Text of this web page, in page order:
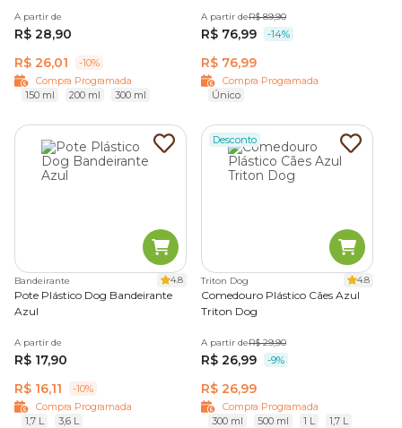
A partir de
R$ 28,90
R$ 26,01
-10%
Compra Programada
150 ml
200 ml 300 ml
A partir deR$ 89,90
R$ 76,99 -14%
R$ 76,99
Compra Programada
Único
Bandeirante 4.8
Pote Plástico Dog Bandeirante
Azul
A partir de
R$ 17,90
R$ 16,11
-10%
Compra Programada
1,7 L
3,6 L
Desconto
Triton Dog 4.8
Comedouro Plástico Cães Azul
Triton Dog
A partir deR$ 29,90
R$ 26,99 -9%
R$ 26,99
Compra Programada
300 ml
500 ml 1 L
1,7 L